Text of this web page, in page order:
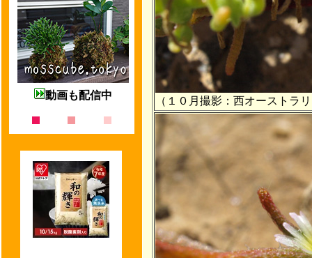
動画も配信中 （１０月撮影：西オーストラ